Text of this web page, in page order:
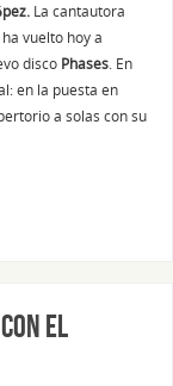
La cantautora
vuelto hoy a
disco Phases. En
en la puesta en
a solas con su
el